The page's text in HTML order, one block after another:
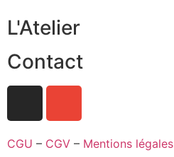
L'Atelier
Contact
CGU – CGV – Mentions légales